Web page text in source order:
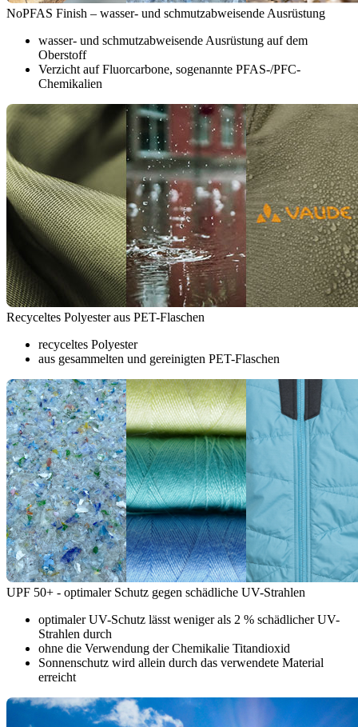
NoPFAS Finish – wasser- und schmutzabweisende Ausrüstung
wasser- und schmutzabweisende Ausrüstung auf dem
Oberstoff
Verzicht auf Fluorcarbone, sogenannte PFAS-/PFC-
Chemikalien
Recyceltes Polyester aus PET-Flaschen
recyceltes Polyester
aus gesammelten und gereinigten PET-Flaschen
UPF 50+ - optimaler Schutz gegen schädliche UV-Strahlen
optimaler UV-Schutz lässt weniger als 2 % schädlicher UV-
Strahlen durch
ohne die Verwendung der Chemikalie Titandioxid
Sonnenschutz wird allein durch das verwendete Material
erreicht